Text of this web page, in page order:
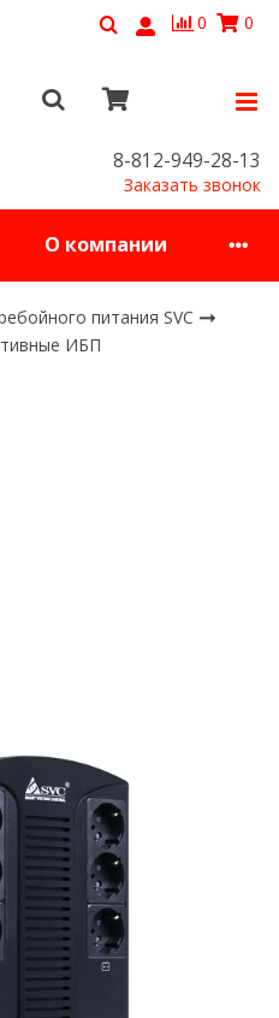
0 0
8-812-949-28-13
Заказать звонок
О компании
питания SVC
ИБП